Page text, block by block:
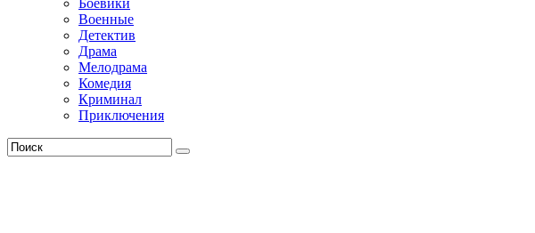
Боевики
Военные
Детектив
Драма
Мелодрама
Комедия
Криминал
Приключения